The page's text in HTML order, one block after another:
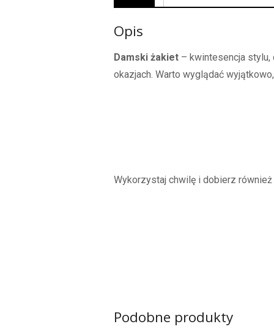
Opis
Damski żakiet– kwintesencja stylu,
okazjach. Warto wyglądać
Wykorzystaj chwilę i dobierz również
Podobne produkty